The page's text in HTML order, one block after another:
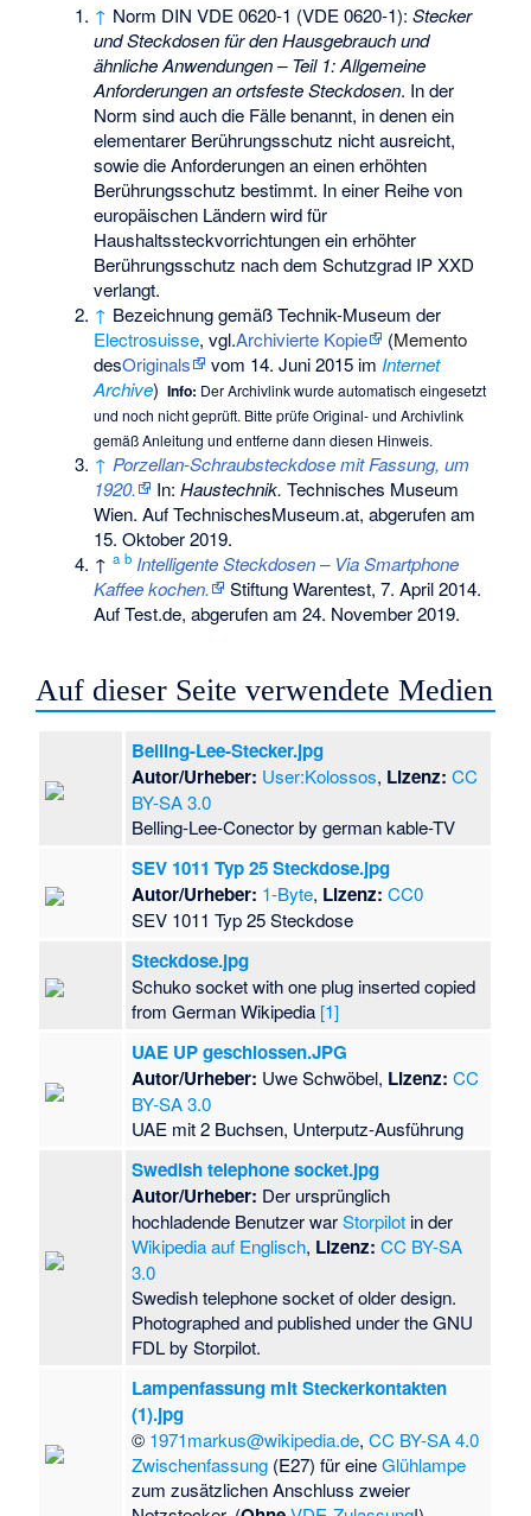
↑ Norm DIN VDE 0620-1 (VDE 0620-1):Stecker
und Steckdosen für den Hausgebrauch und
ähnliche Anwendungen – Teil 1: Allgemeine
Anforderungen an ortsfeste Steckdosen. In der
Norm sind auch die Fälle benannt, in denen ein
elementarer Berührungsschutz nicht ausreicht,
sowie die Anforderungen an einen erhöhten
Berührungsschutz bestimmt. In einer Reihe von
europäischen Ländern wird für
Haushaltssteckvorrichtungen ein erhöhter
Berührungsschutz nach dem Schutzgrad IP XXD
verlangt.
↑ Bezeichnung gemäß Technik-Museum der
Electrosuisse, vgl.Archivierte Kopie (Memento
desOriginals vom 14. Juni 2015 im Internet
Archive) Info: Der Archivlink wurde automatisch eingesetzt
und noch nicht geprüft. Bitte prüfe Original- und Archivlink
gemäßAnleitung und entferne dann diesen Hinweis.
↑ Porzellan-Schraubsteckdose mit Fassung, um
1920.
In:Haustechnik. Technisches Museum
Wien. Auf TechnischesMuseum.at, abgerufen am
15. Oktober 2019.
↑a b Intelligente Steckdosen – Via Smartphone
Kaffee kochen.
Stiftung Warentest, 7. April 2014.
Auf Test.de, abgerufen am 24. November 2019.
Auf dieser Seite verwendete Medien
Belling-Lee-Stecker.jpg
Autor/Urheber: User:Kolossos, Lizenz: CC
BY-SA 3.0
Belling-Lee-Conector by german kable-TV
SEV 1011 Typ 25 Steckdose.jpg
Autor/Urheber: 1-Byte, Lizenz: CC0
SEV 1011 Typ 25 Steckdose
Steckdose.jpg
Schuko socket with one plug inserted copied
from German Wikipedia [1]
UAE UP geschlossen.JPG
Autor/Urheber: Uwe Schwöbel, Lizenz: CC
BY-SA 3.0
UAE mit 2 Buchsen, Unterputz-Ausführung
Swedish telephone socket.jpg
Autor/Urheber: Der ursprünglich
hochladende Benutzer warStorpilot in der
Wikipedia auf Englisch, Lizenz: CC BY-SA
3.0
Swedish telephone socket of older design.
Photographed and published under the GNU
FDL by Storpilot.
Lampenfassung mit Steckerkontakten
(1).jpg
© 1971markus@wikipedia.de,CC BY-SA 4.0
Zwischenfassung (E27) für eineGlühlampe
zum zusätzlichen Anschluss zweier